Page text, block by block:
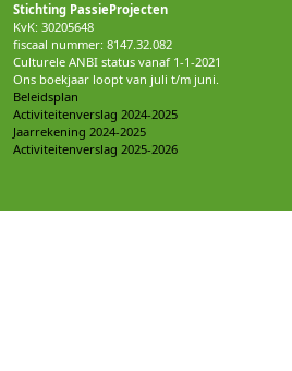
Stichting PassieProjecten
KvK: 30205648
fiscaal nummer: 8147.32.082
Culturele ANBI status vanaf 1-1-2021
Ons boekjaar loopt van juli t/m juni.
Beleidsplan
Activiteitenverslag 2024-2025
Jaarrekening 2024-2025
Activiteitenverslag 2025-2026